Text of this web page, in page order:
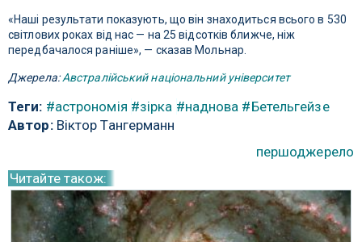
«Наші результати показують, що він знаходиться всього в 530
світлових роках від нас — на 25 відсотків ближче, ніж
передбачалося раніше», — сказав Мольнар.
Джерела:Австралійський національний університет
Теги: #астрономія #зірка #наднова #Бетельгейзе
Автор:Віктор Тангерманн
першоджерело
Читайте також: